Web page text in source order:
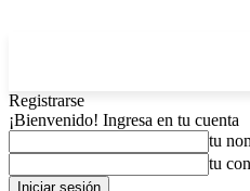
Registrarse
¡Bienvenido! Ingresa en tu cuenta
tu
tu